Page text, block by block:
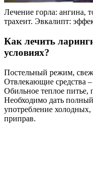
Лечение горла:
трахеит. Эвкалипт:
Как лечить
условиях?
Постельный режим,
Отвлекающие средства
Обильное теплое питье,
Необходимо дать
употребление
приправ.